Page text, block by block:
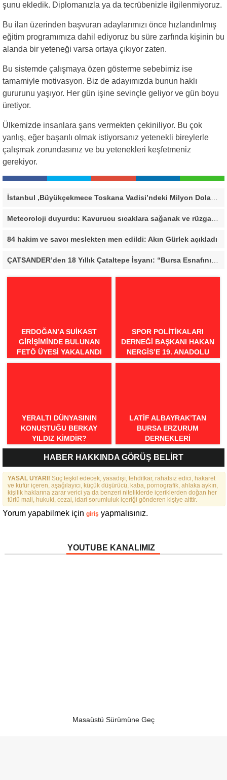
şunu ekledik. Diplomanızla ya da tecrübenizle ilgilenmiyoruz.
Bu ilan üzerinden başvuran adaylarımızı önce hızlandırılmış
eğitim programımıza dahil ediyoruz bu süre zarfında kişinin bu
alanda bir yeteneği varsa ortaya çıkıyor zaten.
Bu sistemde çalışmaya özen gösterme sebebimiz ise
tamamiyle motivasyon. Biz de adayımızda bunun haklı
gururunu yaşıyor. Her gün işine sevinçle geliyor ve gün boyu
üretiyor.
Ülkemizde insanlara şans vermekten çekiniliyor. Bu çok
yanlış, eğer başarılı olmak istiyorsanız yetenekli bireylerle
çalışmak zorundasınız ve bu yetenekleri keşfetmeniz
gerekiyor.
İstanbul ,Büyükçekmece Toskana Vadisi’ndeki Milyon Dolarlık Villa İçin Savcılık Harekete Geçti! 138,40 Metrekarelik Kaçak Alan Tespit Edildi
Meteoroloji duyurdu: Kavurucu sıcaklara sağanak ve rüzgar arası
84 hakim ve savcı meslekten men edildi: Akın Gürlek açıkladı
ERDOĞAN’A SUIKAST
GIRIŞIMINDE BULUNAN
FETÖ ÜYESI YAKALANDI
SPOR POLITIKALARI
DERNEĞI BAŞKANI HAKAN
NERGIS’E 19. ANADOLU
SPOR ÖDÜLLERI’NDE
YERALTI DÜNYASININ
KONUŞTUĞU BERKAY
YILDIZ KIMDIR?
LATIF ALBAYRAK’TAN
BURSA ERZURUM
DERNEKLERI
FEDERASYONU İÇIN 25
MADDELIK BÜYÜK VIZYON:
“DAHA GÜÇLÜ, DAHA ETKIN,
DAHA KAPSAYICI BIR
FEDERASYON İÇIN YOLA
ÇIKTIK”
HABER HAKKINDA GÖRÜŞ BELİRT
YASAL UYARI! Suç teşkil edecek, yasadışı, tehditkar, rahatsız edici, hakaret
ve küfür içeren, aşağılayıcı, küçük düşürücü, kaba, pornografik, ahlaka aykırı,
kişilik haklarına zarar verici ya da benzeri niteliklerde içeriklerden doğan her
türlü mali, hukuki, cezai, idari sorumluluk içeriği gönderen kişiye aittir.
Yorum yapabilmek için giriş yapmalısınız.
YOUTUBE KANALIMIZ
Masaüstü Sürümüne Geç